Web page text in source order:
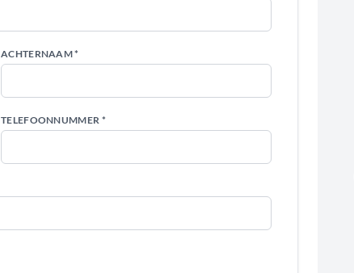
ACHTERNAAM *
TELEFOONNUMMER *